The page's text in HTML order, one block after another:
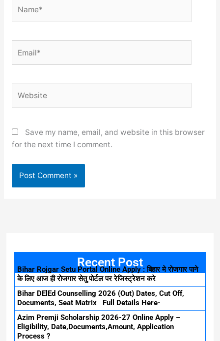
Save my name, email, and website in this browser
for the next time I comment.
Recent Post
Bihar Rojgar Setu Portal Online Apply : बिहार मे रोजगार पाने
के लिए आज ही रोजगार सेतु पोर्टल पर रेजिस्ट्रेशन करे
Bihar DElEd Counselling 2026 (Out) Dates, Cut Off,
Documents, Seat Matrix Full Details Here-
Azim Premji Scholarship 2026-27 Online Apply –
Eligibility, Date,Documents,Amount, Application
Process ?